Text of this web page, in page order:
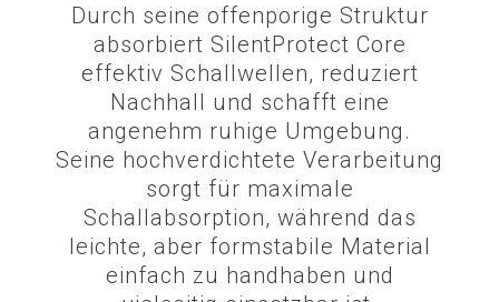
Durch seine offenporige Struktur
absorbiert SilentProtect Core
effektiv Schallwellen, reduziert
Nachhall und schafft eine
angenehm ruhige Umgebung.
Seine hochverdichtete Verarbeitung
sorgt für maximale
Schallabsorption, während das
leichte, aber formstabile Material
einfach zu handhaben und